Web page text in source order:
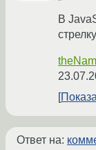
В
Ответ на: